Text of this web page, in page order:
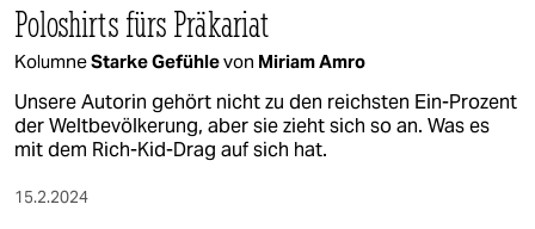
Poloshirts fürs Präkariat
KolumneStarke Gefühlevon Miriam Amro
Unsere Autorin gehört nicht zu den reichsten Ein-Prozent
der Weltbevölkerung, aber sie zieht sich so an. Was es
mit dem Rich-Kid-Drag auf sich hat.
15.2.2024